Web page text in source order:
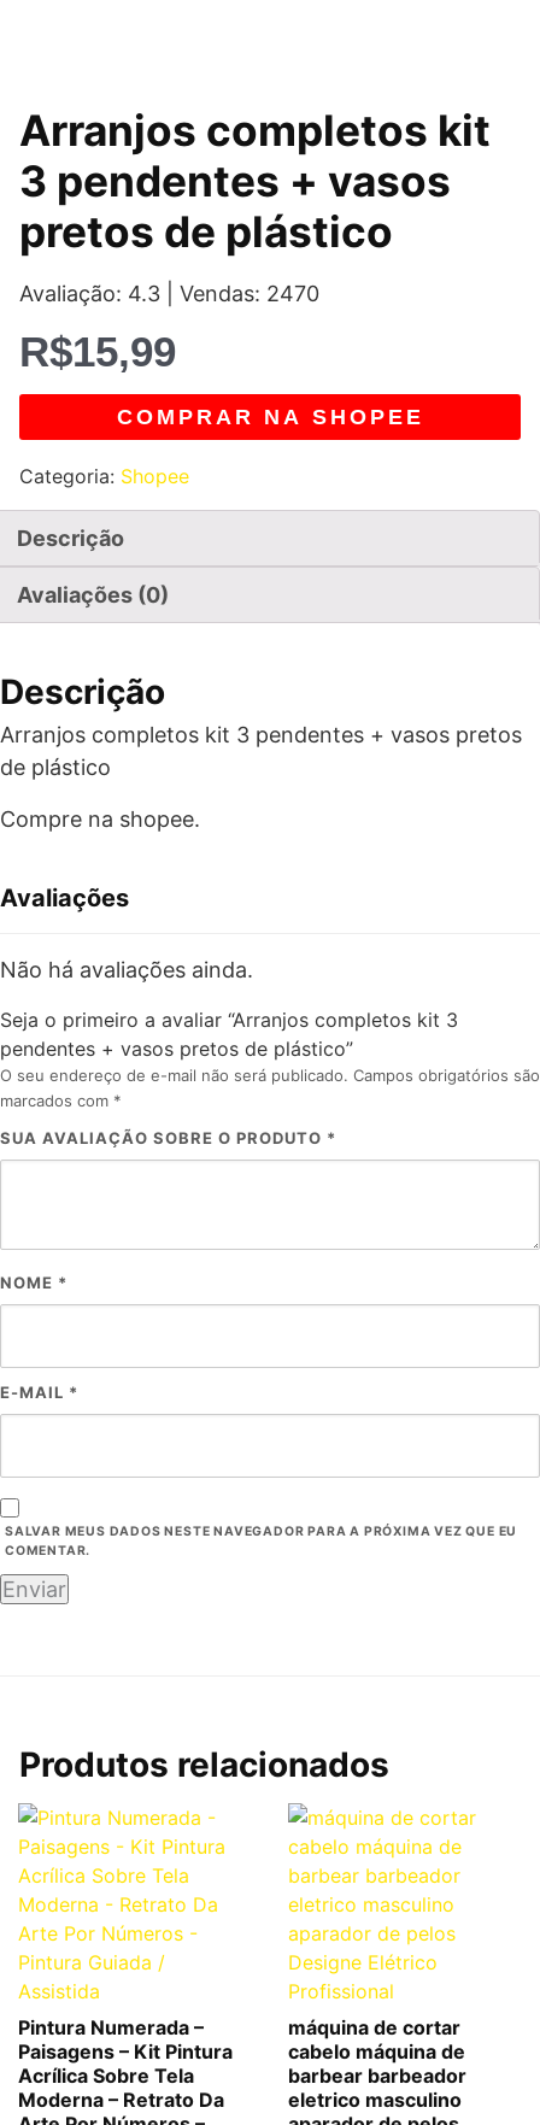
Arranjos completos kit
3 pendentes + vasos
pretos de plástico
Avaliação: 4.3 | Vendas: 2470
R$15,99
COMPRAR NA SHOPEE
Categoria: Shopee
Descrição
Avaliações (0)
Descrição
Arranjos completos kit 3 pendentes + vasos pretos
de plástico
Compre na shopee.
Avaliações
Não há avaliações ainda.
Seja o primeiro a avaliar “Arranjos completos kit 3
pendentes + vasos pretos de plástico”
O seu endereço de e-mail não será publicado. Campos obrigatórios são
marcados com *
SUA AVALIAÇÃO SOBRE O PRODUTO *
NOME *
E-MAIL *
SALVAR MEUS DADOS NESTE NAVEGADOR PARA A PRÓXIMA VEZ QUE EU
COMENTAR.
Produtos relacionados
Pintura Numerada –
Paisagens – Kit Pintura
Acrílica Sobre Tela
Moderna – Retrato Da
máquina de cortar
cabelo máquina de
barbear barbeador
eletrico masculino